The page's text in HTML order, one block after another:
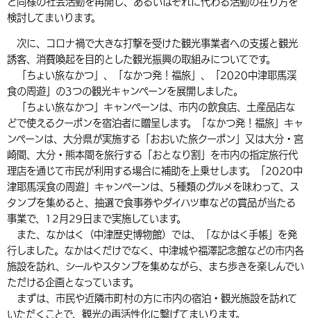
検討してまいります。
次に、コロナ禍で大きな打撃を受けた観光事業者への支援と観光
誘客、消費喚起を目的とした観光振興の取組みについてです。
「ちょい旅なかつ」、「なかつ発！福旅」、「2020中津耶馬渓
食の周遊」の3つの観光キャンペーンを展開しました。
「ちょい旅なかつ」キャンペーンは、市内の飲食店、土産品店な
どで使えるクーポンを宿泊者に贈呈します。「なかつ発！福旅」キャ
ンペーンは、大分県が実施する「おおいた旅クーポン」又は大分・宮
崎間、大分・熊本間を旅行する「おとなり割」を市内の指定旅行代
理店を通じて市民が利用する場合に補助を上乗せします。「2020中
津耶馬渓食の周遊」キャンペーンは、5種類のグルメを味わって、ス
タンプを集めると、抽選で食事券やダイハツ車などの賞品が当たる
事業で、12月29日まで実施しています。
また、なかはく（中津歴史博物館）では、「なかはく手帳」を発
行しました。なかはくだけでなく、中津城や福澤記念館などの市内各
施設を訪れ、シールやスタンプを集めながら、まち歩きを楽しんでい
ただける企画となっています。
まずは、市民や近隣市町村の方に市内の宿泊・観光施設を訪れて
いただくことで、観光の再活性化に繋げてまいります。